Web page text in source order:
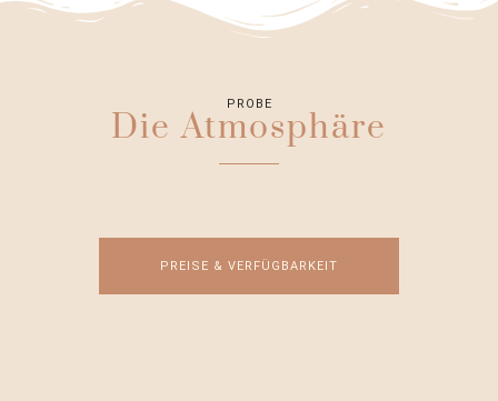
PROBE
Die Atmosphäre
PREISE & VERFÜGBARKEIT